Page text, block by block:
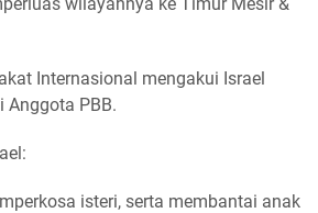
Internasional mengakui Israel
Anggota PBB.
isteri, serta membantai anak